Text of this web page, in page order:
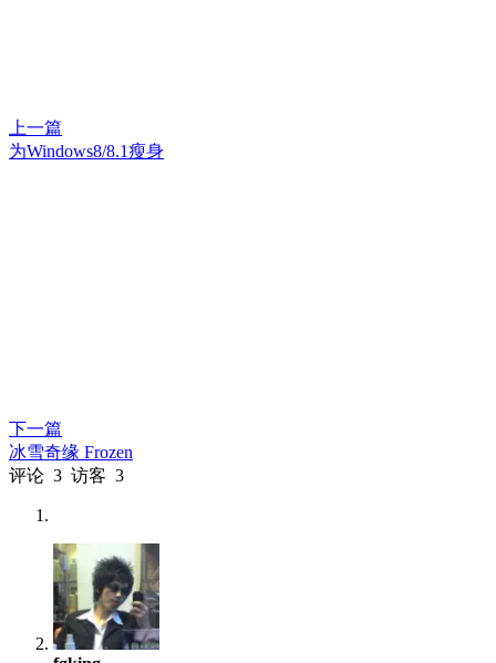
上一篇
为Windows8/8.1瘦身
下一篇
冰雪奇缘 Frozen
评论 3 访客 3